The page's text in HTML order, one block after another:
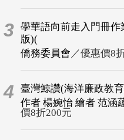
3 學華語向前走入門冊作
版)(
僑務委員會 ／優惠價8
4
臺灣鯨讚(海洋廉政教
作者 楊婉怡 繪者 范涵
價8折200元